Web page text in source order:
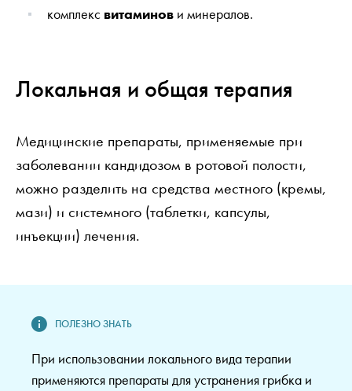
комплекс витаминов и минералов.
Локальная и общая терапия
Медицинские препараты, применяемые при
заболевании кандидозом в ротовой полости,
можно разделить на средства местного (кремы,
мази) и системного (таблетки, капсулы,
инъекции) лечения.
При использовании локального вида терапии
применяются препараты для устранения грибка и